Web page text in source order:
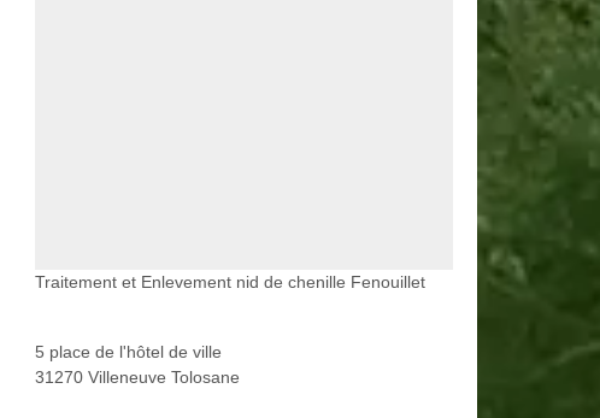
Traitement et Enlevement nid de chenille Fenouillet
5 place de l'hôtel de ville
31270 Villeneuve Tolosane